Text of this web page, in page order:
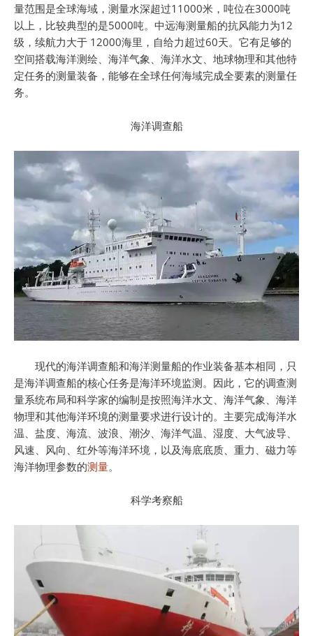
量范围是全球海域，测量水深超过11000米，吨位在3000吨
以上，比较典型的是5000吨。中远海测量船的抗风能力为12
级，续航力大于 12000海里，自给力超过60天。它有足够的
空间搭载海洋测绘、海洋气象、海洋水文、地球物理和其他特
定任务的测量装备，能够在全球任何海域完成全要素的测量任
务。
海洋调查船
现代的海洋调查船和海洋测量船的作业装备基本相同，只
是海洋调查船的核心任务是海洋环境监测。因此，它的调查测
量系统布局和科学家的编制是按照海洋水文、海洋气象、海洋
物理和其他海洋环境的测量要求进行设计的。主要完成海洋水
温、盐度、海流、波浪、潮汐、海洋气温、湿度、大气波导、
风速、风向、红外等海洋环境，以及海底底质、重力、磁力等
海洋物理参数的测量。
科学考察船